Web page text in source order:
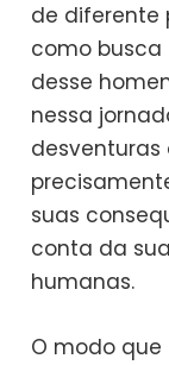
de diferente
como busca
desse
nessa
desventuras
suas
conta da
humanas.
O modo